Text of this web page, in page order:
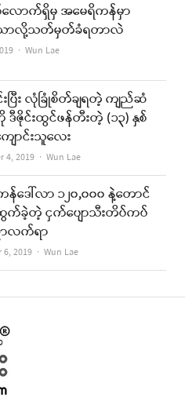
ောက်ရှိမှ အမေရိကန်မှာ
သာလို့သတ်မှတ်ခံရတာလဲ
Author
Wun Lae
ပြီး လုံခြုံစိတ်ချရတဲ့ ကျည်ဆံ
ဒီဇိုင်းထွင်ဖန်တီးတဲ့ (၁၃) နှစ်
ာင်းသူလေး
4, 2019 Author
Wun Lae
ဒေါ်လာ ၁၂၀,၀၀၀ နဲ့တောင်
ထွက်ခဲ့တဲ့ ငှက်ပျောသီးတိပ်ကပ်
လက်ရာ
6, 2019 Author
Wun Lae